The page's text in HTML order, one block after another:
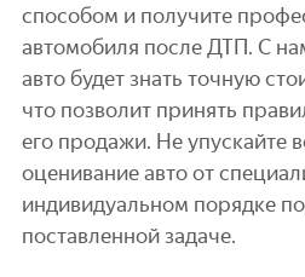
способом и получите
автомобиля после ДТП. С
авто будет знать точную
что позволит принять
его продажи. Не упускайте
оценивание авто от
индивидуальном порядке
поставленной задаче.